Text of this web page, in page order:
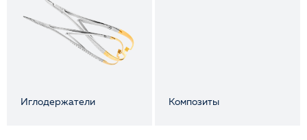
Иглодержатели Композиты